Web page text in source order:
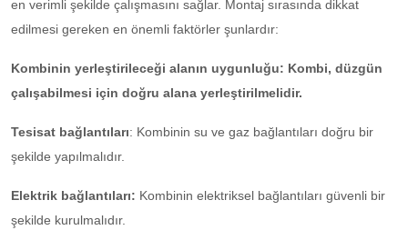
en verimli şekilde çalışmasını sağlar. Montaj sırasında dikkat
edilmesi gereken en önemli faktörler şunlardır:
Kombinin yerleştirileceği alanın uygunluğu: Kombi, düzgün
çalışabilmesi için doğru alana yerleştirilmelidir.
Tesisat bağlantıları: Kombinin su ve gaz bağlantıları doğru bir
şekilde yapılmalıdır.
Elektrik bağlantıları: Kombinin elektriksel bağlantıları güvenli bir
şekilde kurulmalıdır.